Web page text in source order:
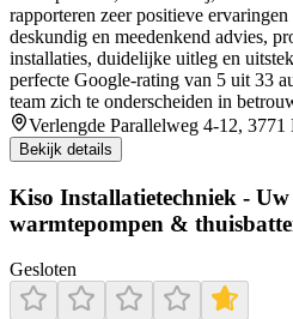
rapporteren zeer positieve
deskundig en meedenkend advies,
installaties, duidelijke uitleg en
perfecte Google‑rating van 5 uit 33
team zich te onderscheiden in
Verlengde Parallelweg 4-12,
Bekijk details
Kiso Installatietechniek -
warmtepompen &
Gesloten